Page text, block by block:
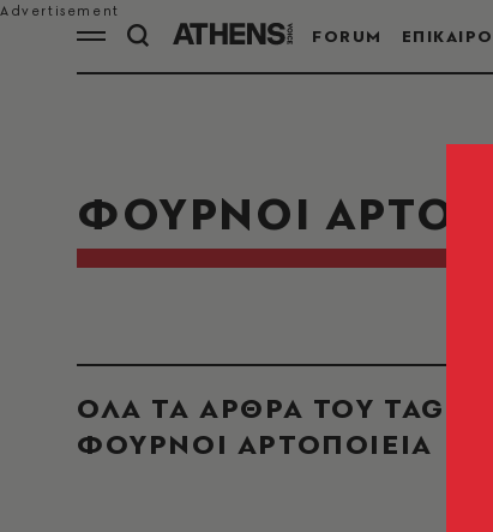
FORUM
ΦΟΥΡΝΟΙ
ΟΛΑ ΤΑ ΑΡΘΡΑ ΤΟΥ TAG
ΦΟΥΡΝΟΙ ΑΡΤΟΠΟΙΕΙΑ